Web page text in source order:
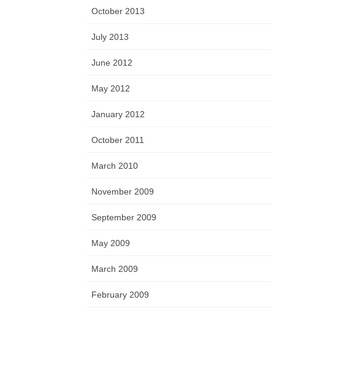
October 2013
July 2013
June 2012
May 2012
January 2012
October 2011
March 2010
November 2009
September 2009
May 2009
March 2009
February 2009